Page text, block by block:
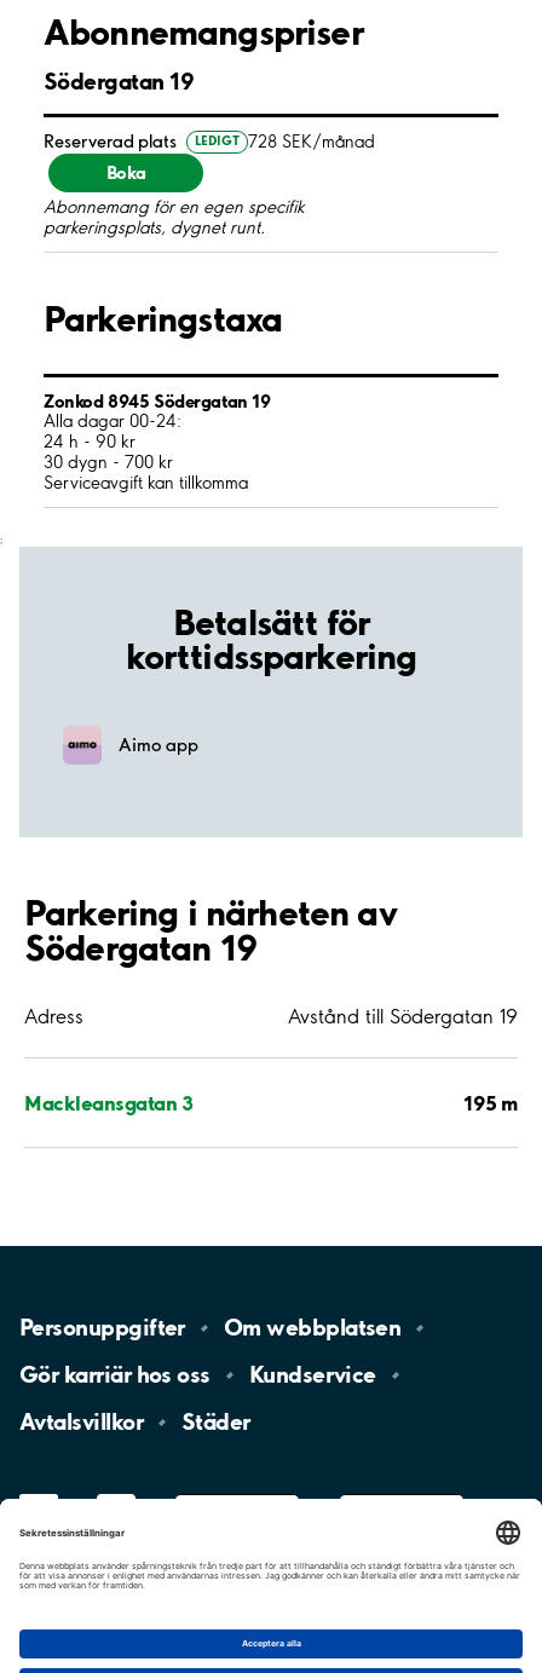
Abonnemangspriser
Södergatan 19
Reserverad plats LEDIGT 728 SEK/månad
Boka
Abonnemang för en egen specifik
parkeringsplats, dygnet runt.
Parkeringstaxa
Zonkod 8945 Södergatan 19
Alla dagar 00-24:
24 h - 90 kr
30 dygn - 700 kr
Serviceavgift kan tillkomma
;
Betalsätt för
korttidssparkering
Aimo app
Parkering i närheten av
Södergatan 19
Adress Avstånd till Södergatan 19
Mackleansgatan 3 195 m
Personuppgifter Omwebbplatsen
Gör karriär hososs
Kundservice
Avtalsvillkor
Städer